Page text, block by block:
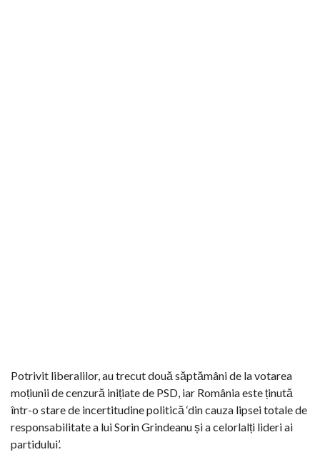
Potrivit liberalilor, au trecut două săptămâni de la votarea
moțiunii de cenzură inițiate de PSD, iar România este ținută
într-o stare de incertitudine politică ‘din cauza lipsei totale de
responsabilitate a lui Sorin Grindeanu și a celorlalți lideri ai
partidului’.